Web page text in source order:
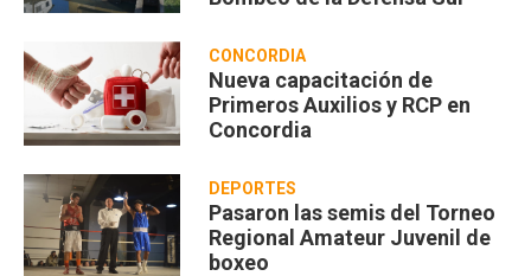
CONCORDIA
Nueva capacitación de
Primeros Auxilios y RCP en
Concordia
DEPORTES
Pasaron las semis del Torneo
Regional Amateur Juvenil de
boxeo